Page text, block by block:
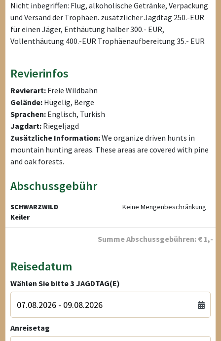
Nicht inbegriffen: Flug, alkoholische Getränke, Verpackung
und Versand der Trophäen. zusätzlicher Jagdtag 250.-EUR
für einen Jäger, Enthäutung halber 300.- EUR,
Vollenthäutung 400.-EUR Trophäenaufbereitung 35.- EUR
Revierinfos
Revierart: Freie Wildbahn
Gelände: Hügelig, Berge
Sprachen: Englisch, Turkish
Jagdart: Riegeljagd
Zusätzliche Information:We organize driven hunts in
mountain hunting areas. These areas are covered with pine
and oak forests.
Abschussgebühr
SCHWARZWILD
Keiler
Keine Mengenbeschränkung
Summe Abschussgebühren: € 1,-
Reisedatum
Wählen Sie bitte 3 JAGDTAG(E)
Anreisetag